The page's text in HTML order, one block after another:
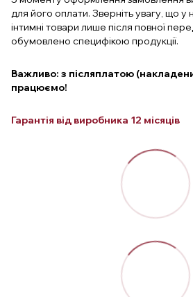
для його оплати. Зверніть увагу, що
інтимні товари лише після повної
обумовлено специфікою продукції.
Важливо: з післяплатою
працюємо!
Гарантія від виробника 12 місяців